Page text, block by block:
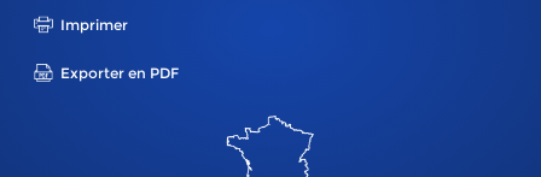
Imprimer
Exporter en PDF